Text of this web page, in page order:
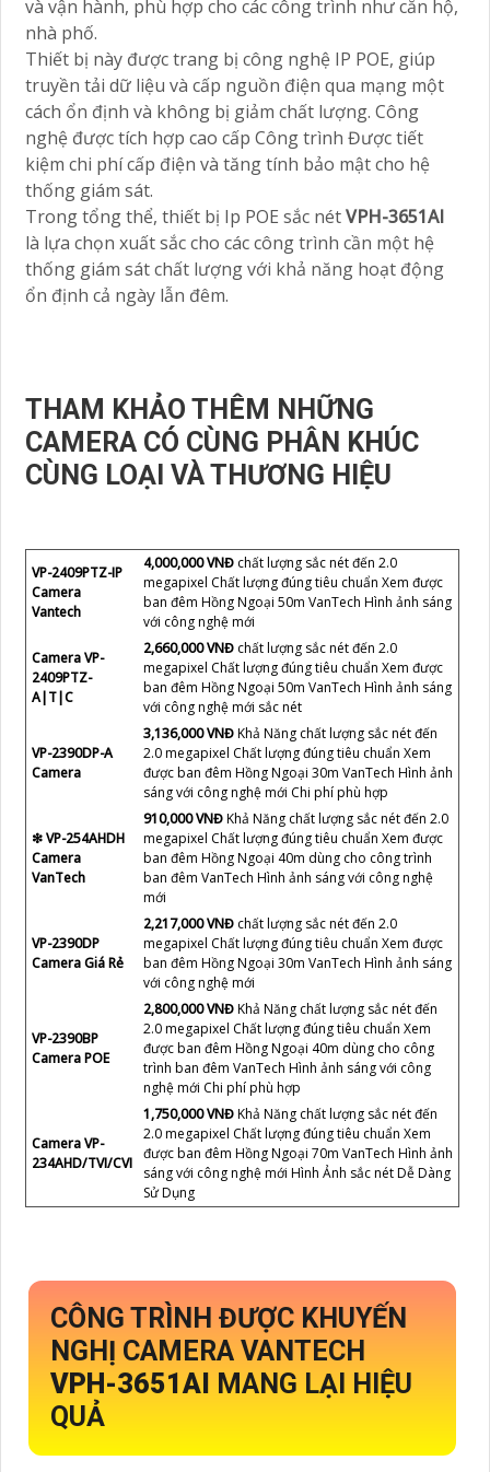
và vận hành, phù hợp cho các công trình như căn hộ,
nhà phố.
Thiết bị này được trang bị công nghệ IP POE, giúp
truyền tải dữ liệu và cấp nguồn điện qua mạng một
cách ổn định và không bị giảm chất lượng. Công
nghệ được tích hợp cao cấp Công trình Được tiết
kiệm chi phí cấp điện và tăng tính bảo mật cho hệ
thống giám sát.
Trong tổng thể, thiết bị Ip POE sắc nétVPH-3651AI
là lựa chọn xuất sắc cho các công trình cần một hệ
thống giám sát chất lượng với khả năng hoạt động
ổn định cả ngày lẫn đêm.
THAM KHẢO THÊM NHỮNG
CAMERA CÓ CÙNG PHÂN KHÚC
CÙNG LOẠI VÀ THƯƠNG HIỆU
VP-2409PTZ-IP
Camera
Vantech
4,000,000 VNĐ chất lượng sắc nét đến 2.0
megapixel Chất lượng đúng tiêu chuẩn Xem được
ban đêm Hồng Ngoại 50m VanTech Hình ảnh sáng
với công nghệ mới
Camera VP-
2409PTZ-
A|T|C
2,660,000 VNĐ chất lượng sắc nét đến 2.0
megapixel Chất lượng đúng tiêu chuẩn Xem được
ban đêm Hồng Ngoại 50m VanTech Hình ảnh sáng
với công nghệ mới sắc nét
VP-2390DP-A
Camera
3,136,000 VNĐKhả Năng chất lượng sắc nét đến
2.0 megapixel Chất lượng đúng tiêu chuẩn Xem
được ban đêm Hồng Ngoại 30m VanTech Hình ảnh
sáng với công nghệ mới Chi phí phù hợp
❇ VP-254AHDH
Camera
VanTech
910,000 VNĐKhả Năng chất lượng sắc nét đến 2.0
megapixel Chất lượng đúng tiêu chuẩn Xem được
ban đêm Hồng Ngoại 40m dùng cho công trình
ban đêm VanTech Hình ảnh sáng với công nghệ
mới
VP-2390DP
Camera Giá Rẻ
2,217,000 VNĐ chất lượng sắc nét đến 2.0
megapixel Chất lượng đúng tiêu chuẩn Xem được
ban đêm Hồng Ngoại 30m VanTech Hình ảnh sáng
với công nghệ mới
VP-2390BP
Camera POE
2,800,000 VNĐKhả Năng chất lượng sắc nét đến
2.0 megapixel Chất lượng đúng tiêu chuẩn Xem
được ban đêm Hồng Ngoại 40m dùng cho công
trình ban đêm VanTech Hình ảnh sáng với công
nghệ mới Chi phí phù hợp
Camera VP-
234AHD/TVI/CVI
1,750,000 VNĐKhả Năng chất lượng sắc nét đến
2.0 megapixel Chất lượng đúng tiêu chuẩn Xem
được ban đêm Hồng Ngoại 70m VanTech Hình ảnh
sáng với công nghệ mới Hình Ảnh sắc nét Dễ Dàng
Sử Dụng
CÔNG TRÌNH ĐƯỢC KHUYẾN
NGHỊ CAMERA VANTECH
VPH-3651AI
MANG LẠI HIỆU
QUẢ